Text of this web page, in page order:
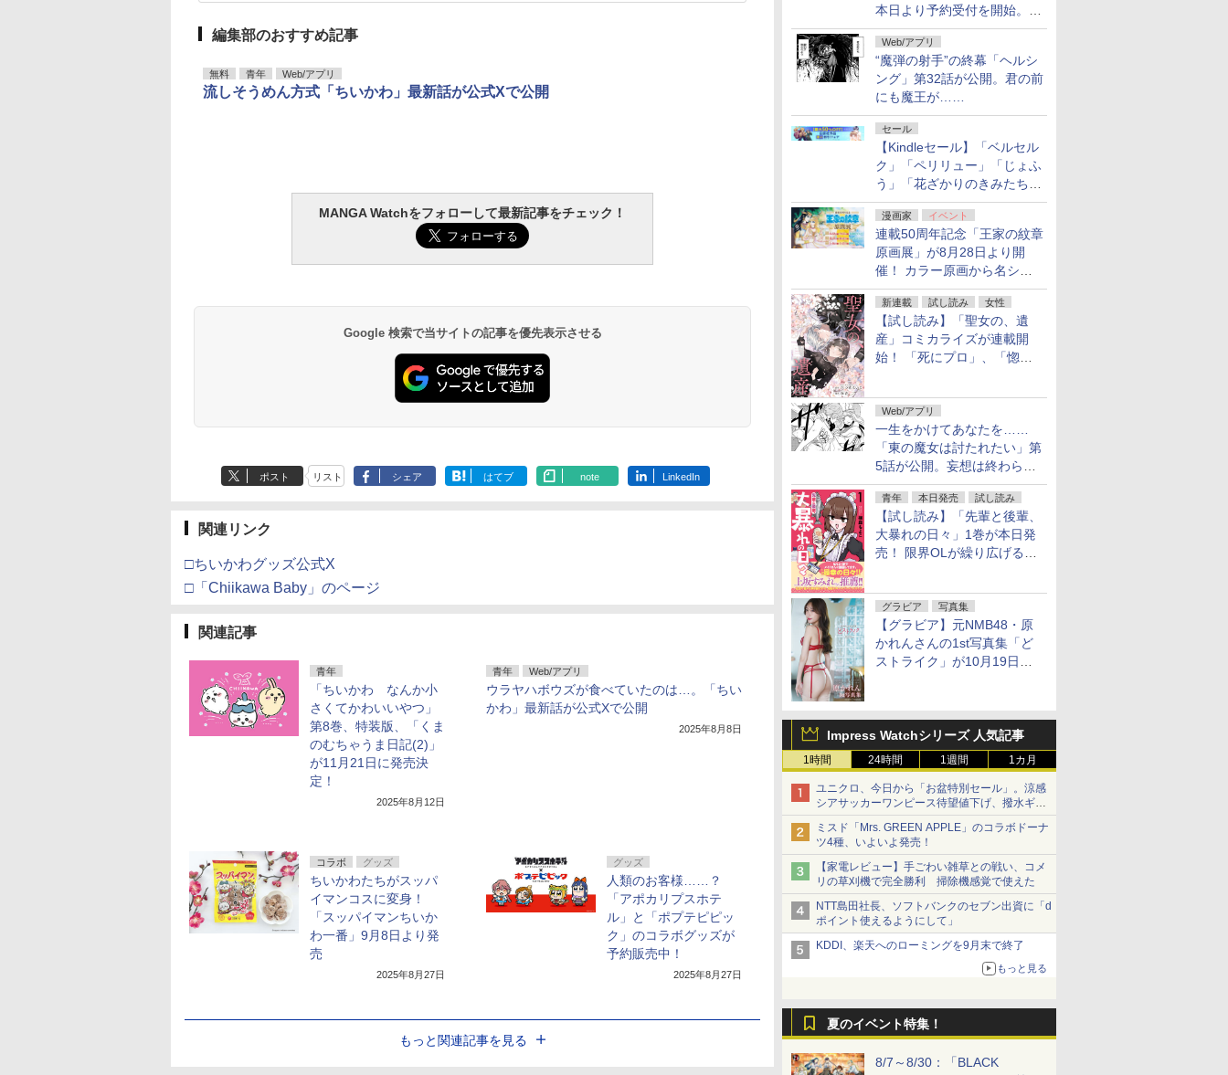
本日より予約受付を開始。8
月16日まで
Web/アプリ
“魔弾の射手”の終幕「ヘルシ
ング」第32話が公開。君の前
にも魔王が……
セール
【Kindleセール】「ベルセル
ク」「ペリリュー」「じょふ
う」「花ざかりのきみたち
へ」などが最大50％オフ！
「白泉社 夏の大割引セー
ル」が開催中！
漫画家 イベント
連載50周年記念「王家の紋章
原画展」が8月28日より開
催！ カラー原画から名シー
ンの原稿まで
新連載 試し読み 女性
【試し読み】「聖女の、遺
産」コミカライズが連載開
始！ 「死にプロ」、「惚れ
Web/アプリ
一生をかけてあなたを……
「東の魔女は討たれたい」第
5話が公開。妄想は終わらな
い
青年 本日発売 試し読み
【試し読み】「先輩と後輩、
大暴れの日々」1巻が本日発
売！ 限界OLが繰り広げる禁
グラビア 写真集
【グラビア】元NMB48・原
かれんさんの1st写真集「ど
ストライク」が10月19日発
Impress Watchシリーズ 人気記事
1時間 24時間 1週間 1カ月
ユニクロ、今日から「お盆特別セール」。涼感
シアサッカーワンピース待望値下げ、撥水ギア
ショーツは1990円に
ミスド「Mrs. GREEN APPLE」のコラボドーナ
ツ4種、いよいよ発売！
【家電レビュー】手ごわい雑草との戦い、コメ
リの草刈機で完全勝利 掃除機感覚で使えた
NTT島田社長、ソフトバンクのセブン出資に「d
ポイント使えるようにして」
KDDI、楽天へのローミングを9月末で終了
もっと見る
夏のイベント特集！
8/7～8/30：「BLACK
編集部のおすすめ記事
無料 青年 Web/アプリ
流しそうめん方式「ちいかわ」最新話が公式Xで公開
MANGA Watchをフォローして最新記事をチェック！
Google 検索で当サイトの記事を優先表示させる
ポスト リスト シェア はてブ note LinkedIn
関連リンク
□ちいかわグッズ公式X
□「Chiikawa Baby」のページ
関連記事
青年
「ちいかわ なんか小
さくてかわいいやつ」
第8巻、特装版、「くま
のむちゃうま日記(2)」
が11月21日に発売決
定！
2025年8月12日
青年 Web/アプリ
ウラヤハボウズが食べていたのは…。「ちい
かわ」最新話が公式Xで公開
2025年8月8日
コラボ グッズ
ちいかわたちがスッパ
イマンコスに変身！
「スッパイマンちいか
わ一番」9月8日より発
売
2025年8月27日
グッズ
人類のお客様……？
「アポカリプスホテ
ル」と「ポプテピピッ
ク」のコラボグッズが
予約販売中！
2025年8月27日
もっと関連記事を見る